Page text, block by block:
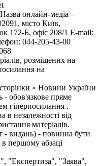
онлайн-медіа –
місто Київ,
Б, офіс 208/1 E-mail:
044-205-43-00
розміщених на
на
« Новини України
- обов'язкове пряме
гіперпосилання .
в незалежності від
матеріалів.
- видань) - повинна бути
в першому абзаці
"Експертиза", "Заява",